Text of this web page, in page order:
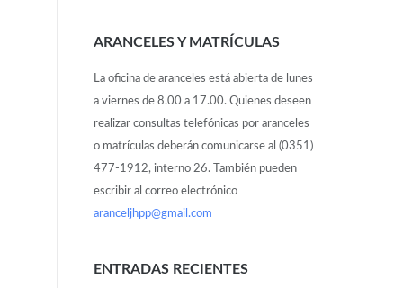
ARANCELES Y MATRÍCULAS
La oficina de aranceles está abierta de lunes
a viernes de 8.00 a 17.00. Quienes deseen
realizar consultas telefónicas por aranceles
o matrículas deberán comunicarse al (0351)
477-1912, interno 26. También pueden
escribir al correo electrónico
aranceljhpp@gmail.com
ENTRADAS RECIENTES